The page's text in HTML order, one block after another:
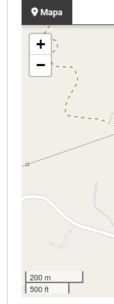
Mapa
+
−
200 m
500 ft